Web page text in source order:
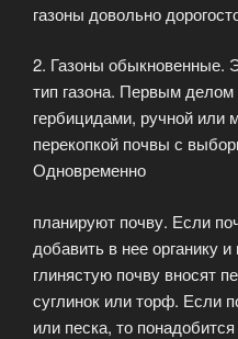
газоны довольно
2. Газоны обыкновенные.
тип газона. Первым
гербицидами, ручной или
перекопкой почвы с
Одновременно
планируют почву. Если
добавить в нее органику
глинястую почву вносят
суглинок или торф. Если
или песка, то